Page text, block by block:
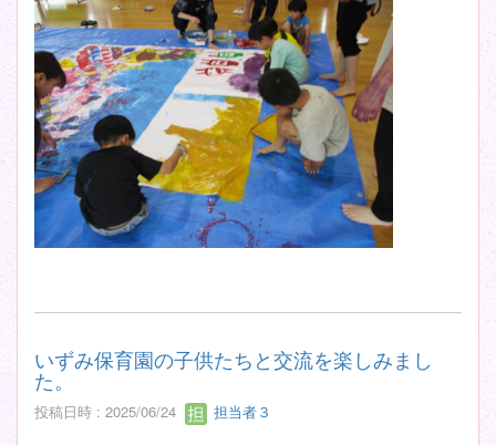
いずみ保育園の子供たちと交流を楽しみまし
た。
投稿日時 : 2025/06/24 担当者３